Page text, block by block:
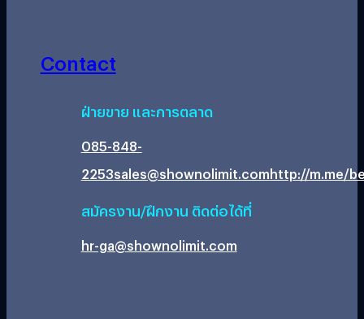
Contact
ฝ่ายขาย และการตลาด
085-848-
2253sales@shownolimit.comhttp://m.me/
สมัครงาน/ฝึกงาน ติดต่อได้ที่
hr-ga@shownolimit.com